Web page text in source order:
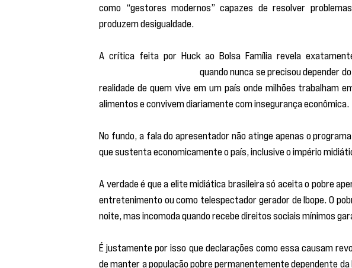
como “gestores modernos” capazes de resolver
produzem desigualdade.
quando nunca se precisou depender
realidade de quem vive em um país onde milhões trabalham
alimentos e convivem diariamente com insegurança econômica.
No fundo, a fala do apresentador não atinge apenas o
que sustenta economicamente o país, inclusive o império
A verdade é que a elite midiática brasileira só aceita o pobre
entretenimento ou como telespectador gerador de Ibope. O
noite, mas incomoda quando recebe direitos sociais mínimos
É justamente por isso que declarações como essa causam
de manter a população pobre permanentemente dependente